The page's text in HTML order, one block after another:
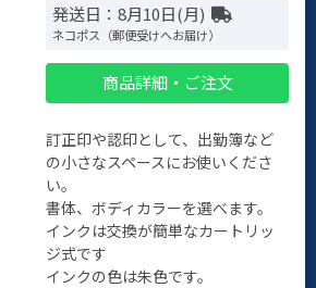
発送日：8月10日(月)
ネコポス（郵便受けへお届け）
商品詳細・ご注文
訂正印や認印として、出勤簿など
の小さなスペースにお使いくださ
い。
書体、ボディカラーを選べます。
インクは交換が簡単なカートリッ
ジ式です
インクの色は朱色です。